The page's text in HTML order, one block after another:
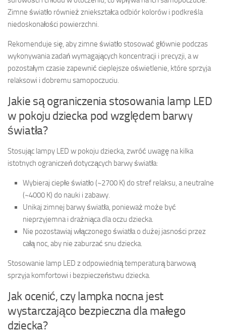
Zimne światło również zniekształca odbiór kolorów i podkreśla
niedoskonałości powierzchni.
Rekomenduje się, aby zimne światło stosować głównie podczas
wykonywania zadań wymagających koncentracji i precyzji, a w
pozostałym czasie zapewnić cieplejsze oświetlenie, które sprzyja
relaksowi i dobremu samopoczuciu.
Jakie są ograniczenia stosowania lamp LED
w pokoju dziecka pod względem barwy
światła?
Stosując lampy LED w pokoju dziecka, zwróć uwagę na kilka
istotnych ograniczeń dotyczących barwy światła:
Wybieraj ciepłe światło (~2700 K) do stref relaksu, a neutralne
(~4000 K) do nauki i zabawy.
Unikaj zimnej barwy światła, ponieważ może być
nieprzyjemna i drażniąca dla oczu dziecka.
Nie pozostawiaj włączonego światła o dużej jasności przez
całą noc, aby nie zaburzać snu dziecka.
Stosowanie lamp LED z odpowiednią temperaturą barwową
sprzyja komfortowi i bezpieczeństwu dziecka.
Jak ocenić, czy lampka nocna jest
wystarczająco bezpieczna dla małego
dziecka?